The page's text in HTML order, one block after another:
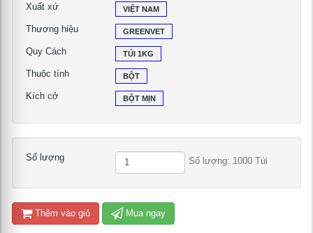
Xuất xứ VIỆT NAM
Thương hiệu GREENVET
Quy Cách TÚI 1KG
Thuộc tính BỘT
Kích cở BỘT MỊN
Số lượng Số lượng: 1000 Túi
Thêm vào giỏ Mua ngay